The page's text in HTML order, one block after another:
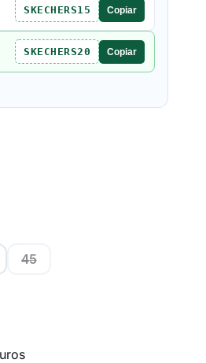
SKECHERS15 Copiar
SKECHERS20 Copiar
45